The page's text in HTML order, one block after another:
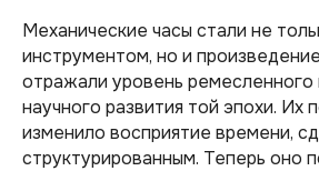
Механические часы стали не
инструментом, но и
отражали уровень ремесленного
научного развития той эпохи. Их
изменило восприятие времени,
структурированным. Теперь оно